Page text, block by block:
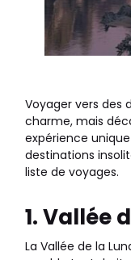
Voyager vers des
charme, mais
expérience
destinations
liste de voyages.
1. Vallée
La Vallée de la